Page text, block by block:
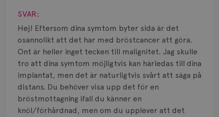
SVAR:
Hej! Eftersom dina symtom byter sida är det
osannolikt att det har med bröstcancer att göra.
Ont är heller inget tecken till malignitet. Jag skulle
tro att dina symtom möjligtvis kan härledas till dina
implantat, men det är naturligtvis svårt att säga på
distans. Du behöver visa upp det för en
bröstmottagning ifall du känner en
knöl/förhårdnad, men om du upplever att det
Spridd bröstcancer
Strålning
Vätska